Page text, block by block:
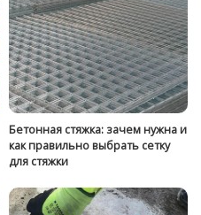
Бетонная стяжка: зачем нужна и
как правильно выбрать сетку
для стяжки